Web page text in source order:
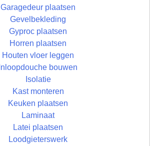
Garagedeur plaatsen
Gevelbekleding
Gyproc plaatsen
Horren plaatsen
Houten vloer leggen
Inloopdouche bouwen
Isolatie
Kast monteren
Keuken plaatsen
Laminaat
Latei plaatsen
Loodgieterswerk